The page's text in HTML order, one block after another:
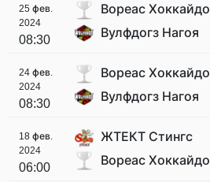
25 фев.
2024
08:30
Вореас Хоккайдо
Вулфдогз Нагоя
24 фев.
2024
08:30
Вореас Хоккайдо
Вулфдогз Нагоя
18 фев.
2024
06:00
ЖТЕКТ Стингс
Вореас Хоккайдо